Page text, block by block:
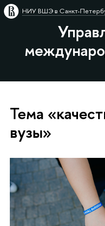
НИУ ВШЭ в Санкт-
Тема
вузы»